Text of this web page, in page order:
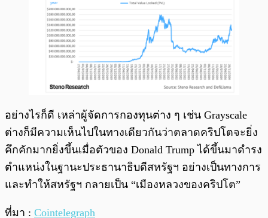
อย่างไรก็ดี เหล่าผู้จัดการกองทุนต่าง ๆ เช่น Grayscale
ต่างก็มีความเห็นไปในทางเดียวกันว่าตลาดคริปโตจะยิ่ง
คึกคักมากยิ่งขึ้นเมื่อตัวของ Donald Trump ได้ขึ้นมาดำรง
ตำแหน่งในฐานะประธานาธิบดีสหรัฐฯ อย่างเป็นทางการ
และทำให้สหรัฐฯ กลายเป็น “เมืองหลวงของคริปโต”
ที่มา : Cointelegraph